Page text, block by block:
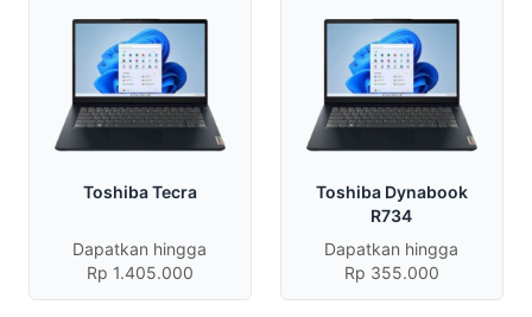
Toshiba Tecra
Dapatkan hingga
Rp 1.405.000
Toshiba Dynabook
R734
Dapatkan hingga
Rp 355.000